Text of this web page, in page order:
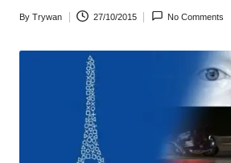
m
Posted
By Trywan 27/10/2015 No Comments